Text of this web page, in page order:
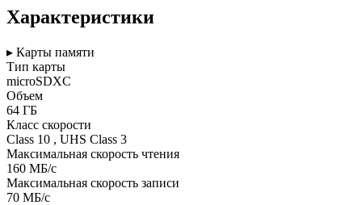
Характеристики
▸ Карты памяти
Тип карты
microSDXC
Объем
64 ГБ
Класс скорости
Class 10 , UHS Class 3
Максимальная скорость чтения
160 МБ/с
Максимальная скорость записи
70 МБ/с